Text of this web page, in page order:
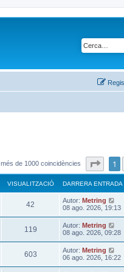
de 1000 coincidències 1
VISUALITZACIÓ DARRERA ENTRADA
42
i
u
a
D
a
e
r
a
e
n
t
Autor: Metring
08 ago. 2026, 19:13
119V
i
D
a
e
r
a
Autor: Metring
08 ago. 2026, 09:28
603V
i
D
a
Autor: Metring
06 ago. 2026, 16:22